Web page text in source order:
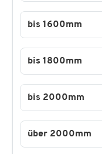
bis 1600mm
bis 1800mm
bis 2000mm
über 2000mm